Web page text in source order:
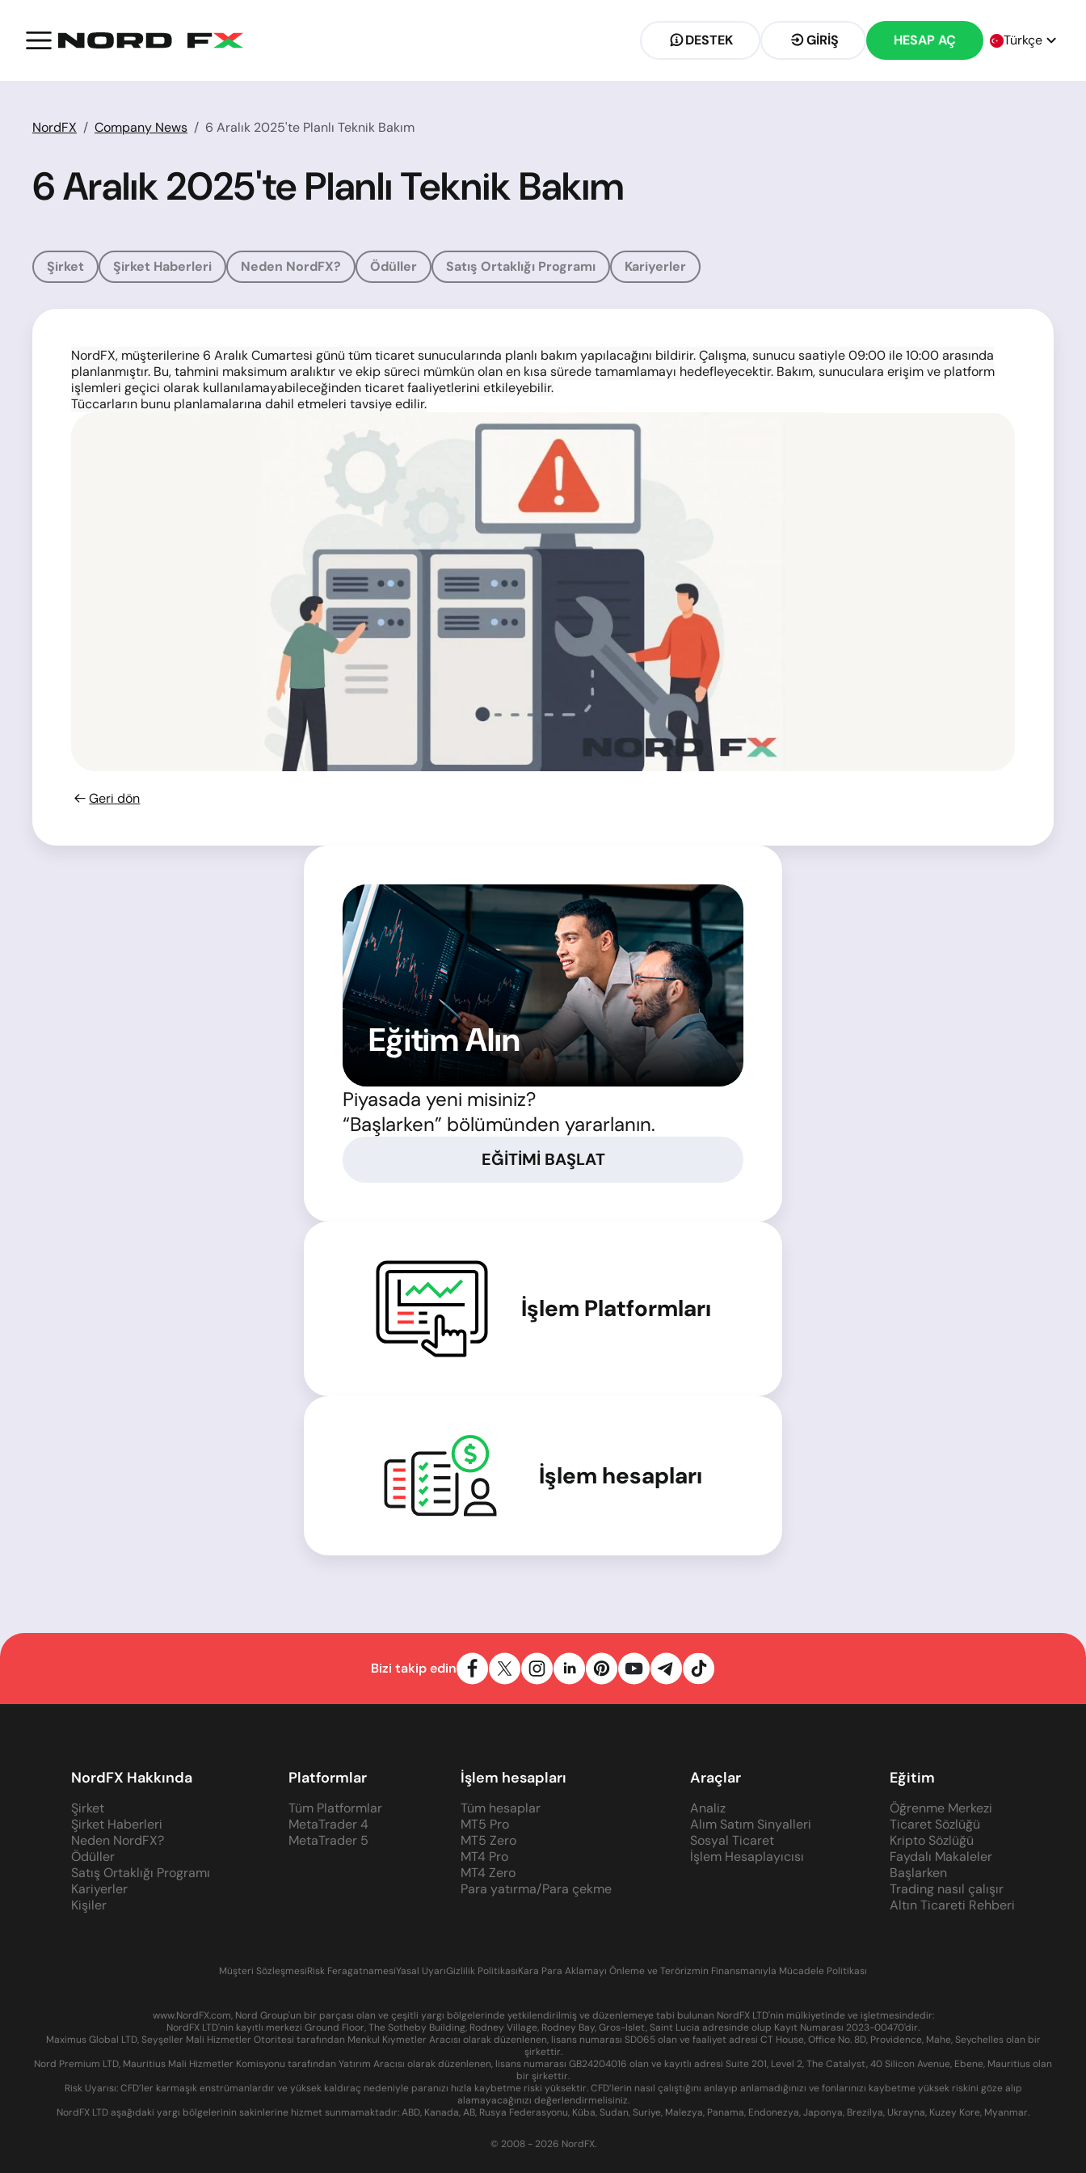
DESTEK GIRIŞ HESAP AÇ Türkçe
NordFX Company News 6 Aralık 2025'te Planlı Teknik Bakım
6 Aralık 2025'te Planlı Teknik Bakım
Şirket Şirket Haberleri Neden NordFX? Ödüller Satış Ortaklığı Programı Kariyerler
NordFX, müşterilerine 6 Aralık Cumartesi günü tüm ticaret sunucularında planlı bakım yapılacağını bildirir. Çalışma, sunucu saatiyle 09:00 ile 10:00 arasında
planlanmıştır. Bu, tahmini maksimum aralıktır ve ekip süreci mümkün olan en kısa sürede tamamlamayı hedefleyecektir. Bakım, sunuculara erişim ve platform
işlemleri geçici olarak kullanılamayabileceğinden ticaret faaliyetlerini etkileyebilir.
Tüccarların bunu planlamalarına dahil etmeleri tavsiye edilir.
Geri dön
Eğitim Alın
Piyasada yeni misiniz?
“Başlarken” bölümünden yararlanın.
EĞITIMI BAŞLAT
İşlem Platformları
İşlem hesapları
Bizi takip edin
NordFX Hakkında
Şirket
Şirket Haberleri
Neden NordFX?
Ödüller
Satış Ortaklığı Programı
Kariyerler
Kişiler
Platformlar
Tüm Platformlar
MetaTrader 4
MetaTrader 5
İşlem hesapları
Tüm hesaplar
MT5 Pro
MT5 Zero
MT4 Pro
MT4 Zero
Para yatırma/Para çekme
Araçlar
Analiz
Alım Satım Sinyalleri
Sosyal Ticaret
İşlem Hesaplayıcısı
Eğitim
Öğrenme Merkezi
Ticaret Sözlüğü
Kripto Sözlüğü
Faydalı Makaleler
Başlarken
Trading nasıl çalışır
Altın Ticareti Rehberi
Müşteri SözleşmesiRisk FeragatnamesiYasal UyarıGizlilik PolitikasıKara Para Aklamayı Önleme ve Terörizmin Finansmanıyla Mücadele Politikası
www.NordFX.com, Nord Group'un bir parçası olan ve çeşitli yargı bölgelerinde yetkilendirilmiş ve düzenlemeye tabi bulunan NordFX LTD'nin mülkiyetinde ve işletmesindedir:
NordFX LTD'nin kayıtlı merkezi Ground Floor, The Sotheby Building, Rodney Village, Rodney Bay, Gros-Islet, Saint Lucia adresinde olup Kayıt Numarası 2023-00470'dir.
Maximus Global LTD, Seyşeller Mali Hizmetler Otoritesi tarafından Menkul Kıymetler Aracısı olarak düzenlenen, lisans numarası SD065 olan ve faaliyet adresi CT House, Office No. 8D, Providence, Mahe, Seychelles olan bir
şirkettir.
Nord Premium LTD, Mauritius Mali Hizmetler Komisyonu tarafından Yatırım Aracısı olarak düzenlenen, lisans numarası GB24204016 olan ve kayıtlı adresi Suite 201, Level 2, The Catalyst, 40 Silicon Avenue, Ebene, Mauritius olan
bir şirkettir.
Risk Uyarısı: CFD’ler karmaşık enstrümanlardır ve yüksek kaldıraç nedeniyle paranızı hızla kaybetme riski yüksektir. CFD’lerin nasıl çalıştığını anlayıp anlamadığınızı ve fonlarınızı kaybetme yüksek riskini göze alıp
alamayacağınızı değerlendirmelisiniz.
NordFX LTD aşağıdaki yargı bölgelerinin sakinlerine hizmet sunmamaktadır: ABD, Kanada, AB, Rusya Federasyonu, Küba, Sudan, Suriye, Malezya, Panama, Endonezya, Japonya, Brezilya, Ukrayna, Kuzey Kore, Myanmar.
© 2008 - 2026 NordFX.